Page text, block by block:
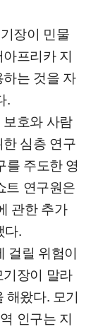
장이 민물
프리카 지
는 것을 자
.
호와 사람
심층 연구
를 주도한 영
트 연구원은
관한 추가
다.
걸릴 위험이
장이 말라
해왔다. 모기
인구는 지